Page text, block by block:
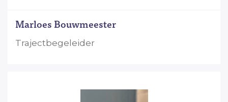
Marloes Bouwmeester
Trajectbegeleider